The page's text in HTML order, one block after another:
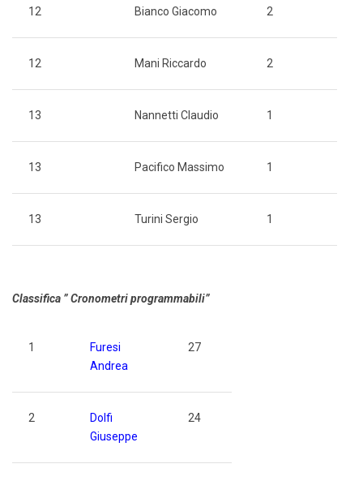
12 Bianco Giacomo 2
12 Mani Riccardo 2
13 Nannetti Claudio 1
13 Pacifico Massimo 1
13 Turini Sergio 1
Classifica ” Cronometri programmabili”
1
Furesi
Andrea
27
2
Dolfi
Giuseppe
24